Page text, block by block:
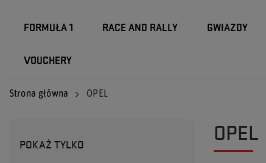
FORMUŁA 1 RACE AND RALLY GWIAZDY
VOUCHERY
Strona główna OPEL
POKAŻ TYLKO OPEL